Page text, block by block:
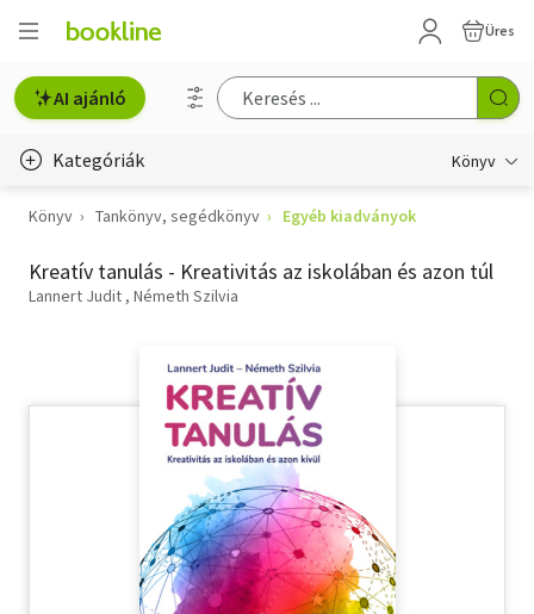
Üres
AI ajánló
Kategóriák Könyv
Életmód, egészség
Erotika
Szótár, nyelvkönyv
Könyv Tankönyv, segédkönyv Egyéb kiadványok
Kreatív tanulás - Kreativitás az iskolában és azon túl
Lannert Judit Németh Szilvia